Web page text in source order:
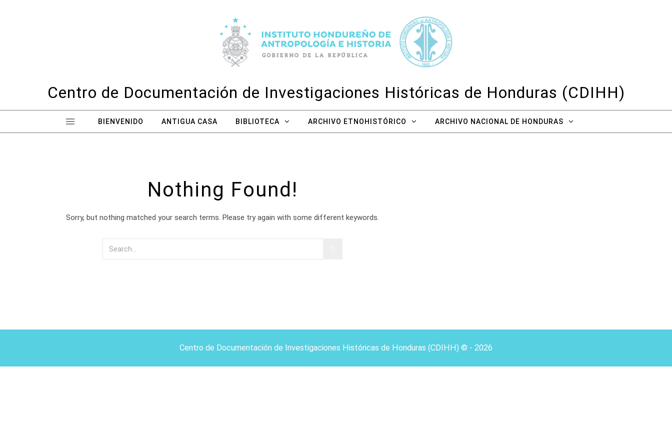
Centro de Documentación de Investigaciones Históricas de Honduras (CDIHH)
BIENVENIDO ANTIGUA CASA BIBLIOTECA ARCHIVO ETNOHISTÓRICO ARCHIVO NACIONAL DE HONDURAS
Nothing Found!
Sorry, but nothing matched your search terms. Please try again with some different keywords.
Centro de Documentación de Investigaciones Históricas de Honduras (CDIHH) © - 2026